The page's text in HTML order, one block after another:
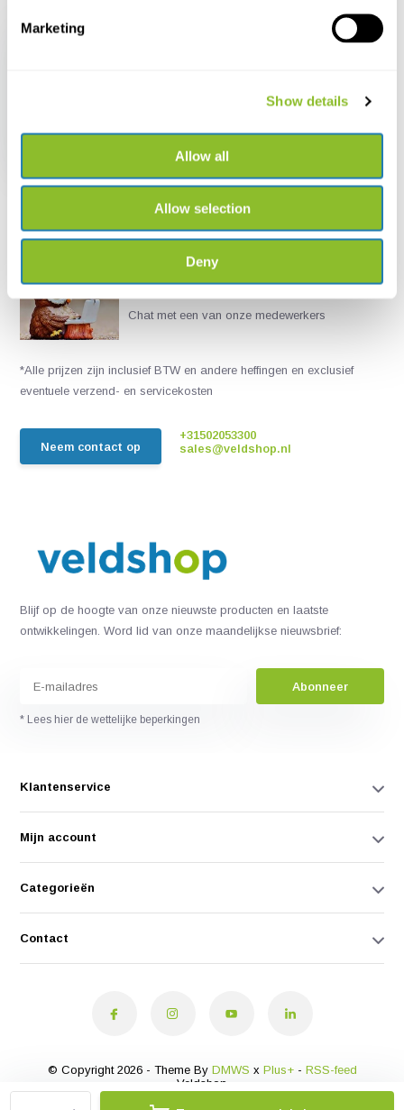
Marketing
Show details
Allow all
Allow selection
Deny
Insects of East Africa
Chat met een van onze medewerkers
*Alle prijzen zijn inclusief BTW en andere heffingen en exclusief
eventuele verzend- en servicekosten
Neem contact op
+31502053300
sales@veldshop.nl
Blijf op de hoogte van onze nieuwste producten en laatste
ontwikkelingen. Word lid van onze maandelijkse nieuwsbrief:
Abonneer
* Lees hier de wettelijke beperkingen
Klantenservice
Mijn account
Categorieën
Contact
© Copyright 2026 - Theme By DMWS x Plus+- RSS-feed
Veldshop